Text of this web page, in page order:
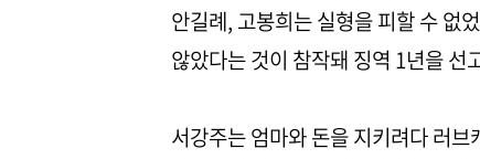
안길례, 고봉희는 실형을 피할 수 없
않았다는 것이 참작돼 징역 1년을 선
서강주는 엄마와 돈을 지키려다 러